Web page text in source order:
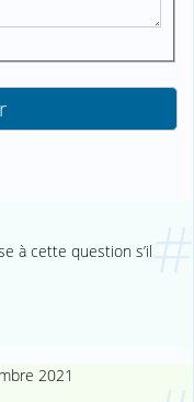
à cette question s’il
2021